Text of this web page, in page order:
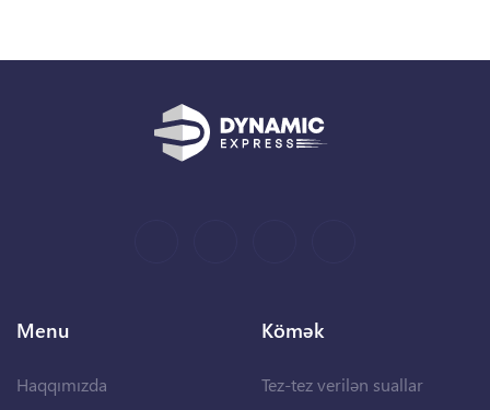
Menu
Haqqımızda
Kömək
Tez-tez verilən suallar